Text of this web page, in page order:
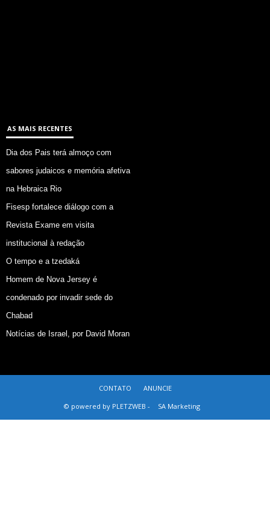
AS MAIS RECENTES
Dia dos Pais terá almoço com
sabores judaicos e memória afetiva
na Hebraica Rio
Fisesp fortalece diálogo com a
Revista Exame em visita
institucional à redação
O tempo e a tzedaká
Homem de Nova Jersey é
condenado por invadir sede do
Chabad
Notícias de Israel, por David Moran
CONTATO
ANUNCIE
© powered by PLETZWEB -
SA Marketing